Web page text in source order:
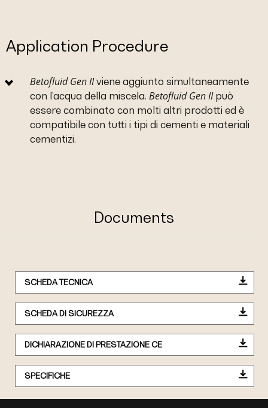
Application Procedure
Betofluid Gen IIviene aggiunto simultaneamente
con l’acqua della miscela. Betofluid Gen IIpuò
essere combinato con molti altri prodotti ed è
compatibile con tutti i tipi di cementi e materiali
cementizi.
Documents
SCHEDA TECNICA
SCHEDA DI SICUREZZA
DICHIARAZIONE DI PRESTAZIONE CE
SPECIFICHE